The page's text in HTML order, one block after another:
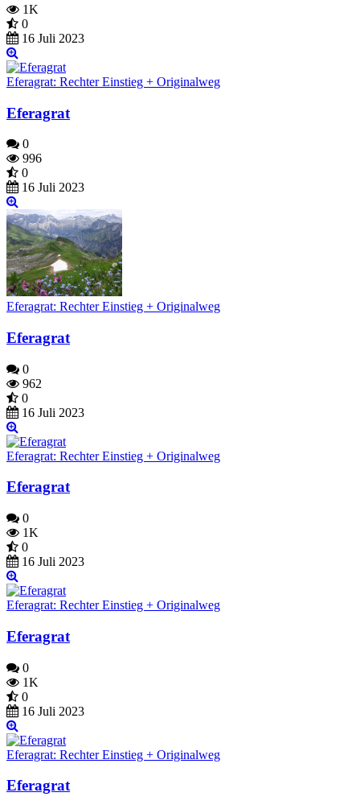
1K
0
16 Juli 2023
Eferagrat: Rechter Einstieg + Originalweg
Eferagrat
0
996
0
16 Juli 2023
Eferagrat: Rechter Einstieg + Originalweg
Eferagrat
0
962
0
16 Juli 2023
Eferagrat: Rechter Einstieg + Originalweg
Eferagrat
0
1K
0
16 Juli 2023
Eferagrat: Rechter Einstieg + Originalweg
Eferagrat
0
1K
0
16 Juli 2023
Eferagrat: Rechter Einstieg + Originalweg
Eferagrat